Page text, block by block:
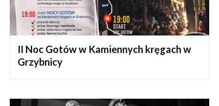
II Noc Gotów w Kamiennych kręgach w
Grzybnicy